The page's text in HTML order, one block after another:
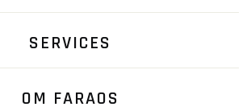
SERVICES
OM FARAOS